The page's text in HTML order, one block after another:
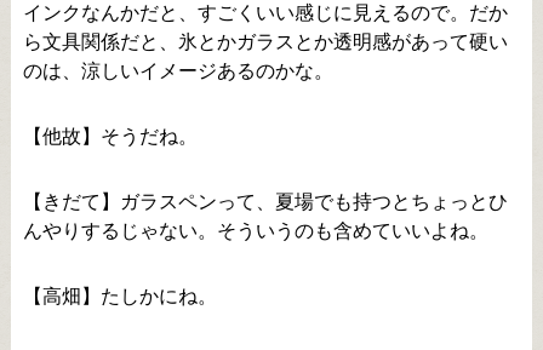
インクなんかだと、すごくいい感じに見えるので。だか
ら文具関係だと、氷とかガラスとか透明感があって硬い
のは、涼しいイメージあるのかな。
【他故】そうだね。
【きだて】ガラスペンって、夏場でも持つとちょっとひ
んやりするじゃない。そういうのも含めていいよね。
【高畑】たしかにね。